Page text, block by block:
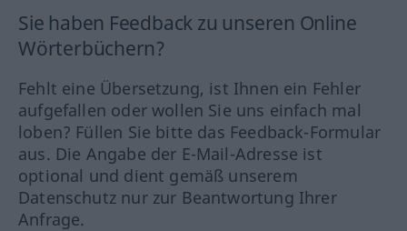
Sie haben Feedback zu unseren Online
Wörterbüchern?
Fehlt eine Übersetzung, ist Ihnen ein Fehler
aufgefallen oder wollen Sie uns einfach mal
loben? Füllen Sie bitte das Feedback-Formular
aus. Die Angabe der E-Mail-Adresse ist
optional und dient gemäß unserem
Datenschutz nur zur Beantwortung Ihrer
Anfrage.